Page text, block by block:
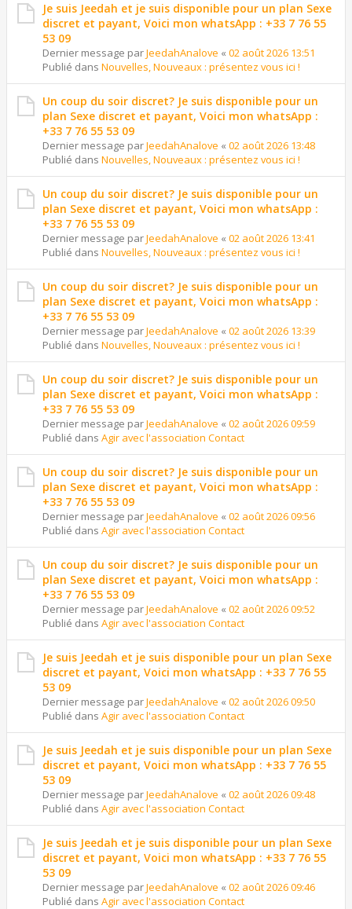
Je suis Jeedah et je suis disponible pour un plan Sexe
discret et payant, Voici mon whatsApp : +33 7 76 55
53 09
Dernier message parJeedahAnalove « 02 août 2026 13:51
Publié dans Nouvelles, Nouveaux : présentez vous ici !
Un coup du soir discret? Je suis disponible pour un
plan Sexe discret et payant, Voici mon whatsApp :
+33 7 76 55 53 09
Dernier message parJeedahAnalove « 02 août 2026 13:48
Publié dans Nouvelles, Nouveaux : présentez vous ici !
Un coup du soir discret? Je suis disponible pour un
plan Sexe discret et payant, Voici mon whatsApp :
+33 7 76 55 53 09
Dernier message parJeedahAnalove « 02 août 2026 13:41
Publié dans Nouvelles, Nouveaux : présentez vous ici !
Un coup du soir discret? Je suis disponible pour un
plan Sexe discret et payant, Voici mon whatsApp :
+33 7 76 55 53 09
Dernier message parJeedahAnalove « 02 août 2026 13:39
Publié dans Nouvelles, Nouveaux : présentez vous ici !
Un coup du soir discret? Je suis disponible pour un
plan Sexe discret et payant, Voici mon whatsApp :
+33 7 76 55 53 09
Dernier message parJeedahAnalove « 02 août 2026 09:59
Publié dans Agir avec l'association Contact
Un coup du soir discret? Je suis disponible pour un
plan Sexe discret et payant, Voici mon whatsApp :
+33 7 76 55 53 09
Dernier message parJeedahAnalove « 02 août 2026 09:56
Publié dans Agir avec l'association Contact
Un coup du soir discret? Je suis disponible pour un
plan Sexe discret et payant, Voici mon whatsApp :
+33 7 76 55 53 09
Dernier message parJeedahAnalove « 02 août 2026 09:52
Publié dans Agir avec l'association Contact
Je suis Jeedah et je suis disponible pour un plan Sexe
discret et payant, Voici mon whatsApp : +33 7 76 55
53 09
Dernier message parJeedahAnalove « 02 août 2026 09:50
Publié dans Agir avec l'association Contact
Je suis Jeedah et je suis disponible pour un plan Sexe
discret et payant, Voici mon whatsApp : +33 7 76 55
53 09
Dernier message parJeedahAnalove « 02 août 2026 09:48
Publié dans Agir avec l'association Contact
Je suis Jeedah et je suis disponible pour un plan Sexe
discret et payant, Voici mon whatsApp : +33 7 76 55
53 09
Dernier message parJeedahAnalove « 02 août 2026 09:46
Publié dans Agir avec l'association Contact